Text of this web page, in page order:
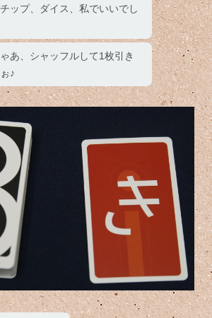
ップ、ダイス、私でいいでし
あ、シャッフルして1枚引き
♪